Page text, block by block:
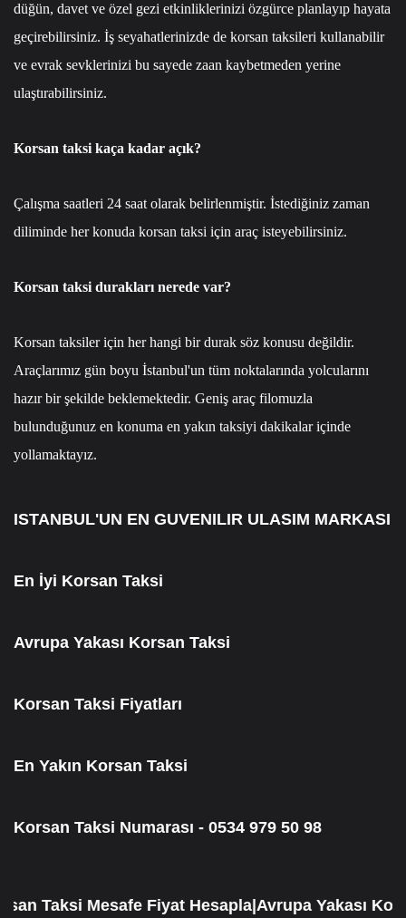
düğün, davet ve özel gezi etkinliklerinizi özgürce planlayıp hayata
geçirebilirsiniz. İş seyahatlerinizde de korsan taksileri kullanabilir
ve evrak sevklerinizi bu sayede zaan kaybetmeden yerine
ulaştırabilirsiniz.
Korsan taksi kaça kadar açık?
Çalışma saatleri 24 saat olarak belirlenmiştir. İstediğiniz zaman
diliminde her konuda korsan taksi için araç isteyebilirsiniz.
Korsan taksi durakları nerede var?
Korsan taksiler için her hangi bir durak söz konusu değildir.
Araçlarımız gün boyu İstanbul'un tüm noktalarında yolcularını
hazır bir şekilde beklemektedir. Geniş araç filomuzla
bulunduğunuz en konuma en yakın taksiyi dakikalar içinde
yollamaktayız.
ISTANBUL'UN EN GUVENILIR ULASIM MARKASI
En İyi Korsan Taksi
Avrupa Yakası Korsan Taksi
Korsan Taksi Fiyatları
En Yakın Korsan Taksi
Korsan Taksi Numarası - 0534 979 50 98
Taksi Mesafe Fiyat Hesapla|Avrupa Yakası Korsan